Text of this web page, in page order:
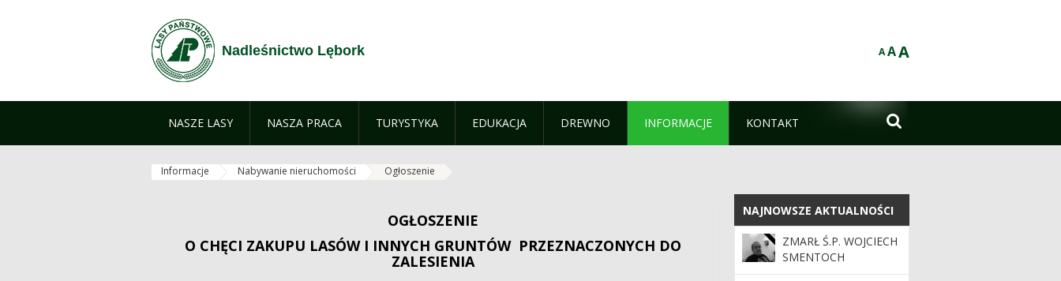
Nadleśnictwo Lębork AAA
NASZE LASY NASZA PRACA TURYSTYKA EDUKACJA DREWNO INFORMACJE KONTAKT 
Informacje Nabywanie nieruchomości Ogłoszenie
OGŁOSZENIE
O CHĘCI ZAKUPU LASÓW I INNYCH GRUNTÓW PRZEZNACZONYCH DO
ZALESIENIA
NAJNOWSZE AKTUALNOŚCI
NAJNOWSZE AKTUALNOŚCI
ZMARŁ Ś.P. WOJCIECH
SMENTOCH